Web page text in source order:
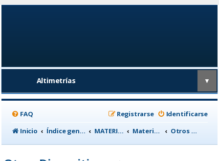
Altimetrías ▼
FAQ Identificarse
Registrarse
Inicio
Índice general MATERIAL CICLISTA Material para Entrenamiento Otros Dispositivos